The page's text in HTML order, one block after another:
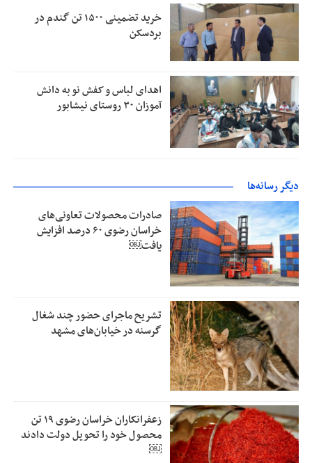
خرید تضمینی ۱۵۰۰ تن گندم در
بردسکن
اهدای لباس و کفش نو به دانش
آموزان ۳۰ روستای نیشابور
دیگر رسانه‌ها
صادرات محصولات تعاونی‌های
خراسان رضوی ۶۰ درصد افزایش
یافت￼
تشریح ماجرای حضور چند شغال
گرسنه در خیابان‌های مشهد
زعفرانکاران خراسان رضوی ۱۹ تن
محصول خود را تحویل دولت دادند
￼